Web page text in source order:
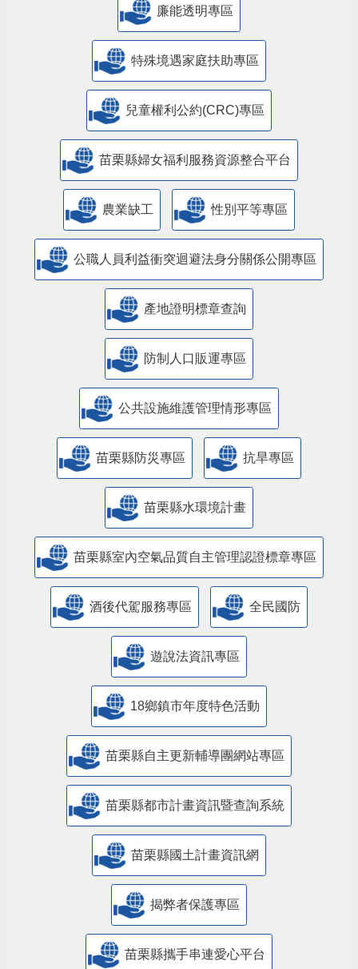
廉能透明專區
特殊境遇家庭扶助專區
兒童權利公約(CRC)專區
苗栗縣婦女福利服務資源整合平台
農業缺工 性別平等專區
公職人員利益衝突迴避法身分關係公開專區
產地證明標章查詢
防制人口販運專區
​公共設施維護管理情形專區
苗栗縣防災專區 抗旱專區
苗栗縣水環境計畫
苗栗縣室內空氣品質自主管理認證標章專區
酒後代駕服務專區 全民國防
遊說法資訊專區
18鄉鎮市年度特色活動
苗栗縣自主更新輔導團網站專區
苗栗縣都市計畫資訊暨查詢系統
苗栗縣國土計畫資訊網
揭弊者保護專區
苗栗縣攜手串連愛心平台